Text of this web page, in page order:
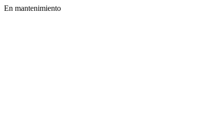
En mantenimiento